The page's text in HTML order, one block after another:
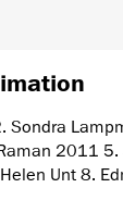
Sondra
2011
Unt 8.